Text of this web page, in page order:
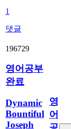
1
댓글
196729
영어공부
완료
Dynamic
Bountiful
Joseph
영
어